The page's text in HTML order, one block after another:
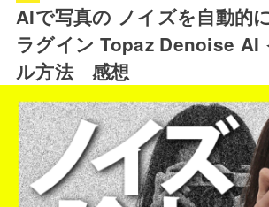
AIで写真の ノイズを自動的
ラグイン Topaz Denoise AI
ル方法 感想